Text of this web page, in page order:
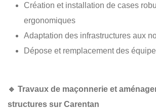
Création et installation de cases
ergonomiques
Adaptation des infrastructures aux
Dépose et remplacement des
🔹 Travaux de maçonnerie et
structures sur Carentan